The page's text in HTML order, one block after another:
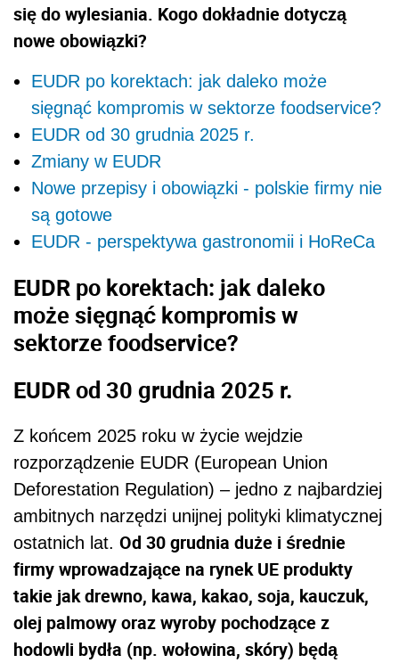
się do wylesiania. Kogo dokładnie dotyczą
nowe obowiązki?
EUDR po korektach: jak daleko może
sięgnąć kompromis w sektorze foodservice?
EUDR od 30 grudnia 2025 r.
Zmiany w EUDR
Nowe przepisy i obowiązki - polskie firmy nie
są gotowe
EUDR - perspektywa gastronomii i HoReCa
EUDR po korektach: jak daleko
może sięgnąć kompromis w
sektorze foodservice?
EUDR od 30 grudnia 2025 r.
Z końcem 2025 roku w życie wejdzie
rozporządzenie EUDR (European Union
Deforestation Regulation) – jedno z najbardziej
ambitnych narzędzi unijnej polityki klimatycznej
ostatnich lat. Od 30 grudnia duże i średnie
firmy wprowadzające na rynek UE produkty
takie jak drewno, kawa, kakao, soja, kauczuk,
olej palmowy oraz wyroby pochodzące z
hodowli bydła (np. wołowina, skóry) będą